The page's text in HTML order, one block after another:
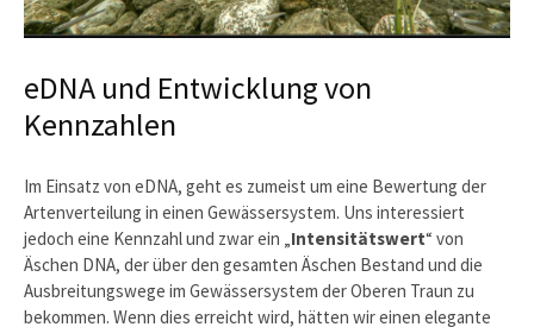
eDNA und Entwicklung von
Kennzahlen
Im Einsatz von eDNA, geht es zumeist um eine Bewertung der
Artenverteilung in einen Gewässersystem. Uns interessiert
jedoch eine Kennzahl und zwar ein „Intensitätswert“ von
Äschen DNA, der über den gesamten Äschen Bestand und die
Ausbreitungswege im Gewässersystem der Oberen Traun zu
bekommen. Wenn dies erreicht wird, hätten wir einen elegante